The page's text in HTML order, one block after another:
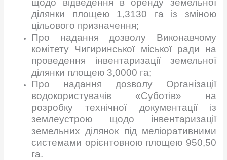
щодо відведення в оренду земельної
ділянки площею 1,3130 га із зміною
цільового призначення;
Про надання дозволу Виконавчому
комітету Чигиринської міської ради на
проведення інвентаризації земельної
ділянки площею 3,0000 га;
Про надання дозволу Організації
водокористувачів «Суботів» на
розробку технічної документації із
землеустрою щодо інвентаризації
земельних ділянок під меліоративними
системами орієнтовною площею 950,50
га.